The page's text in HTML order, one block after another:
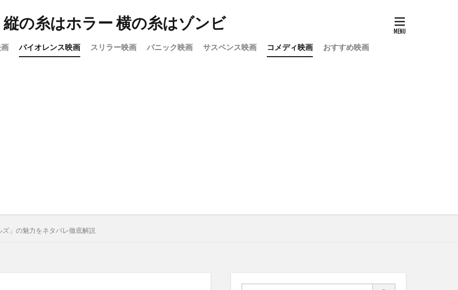
縦の糸はホラー 横の糸はゾンビ
バイオレンス映画 スリラー映画 パニック映画 サスペンス映画 コメディ映画 おすすめ映画
」の魅力をネタバレ徹底解説